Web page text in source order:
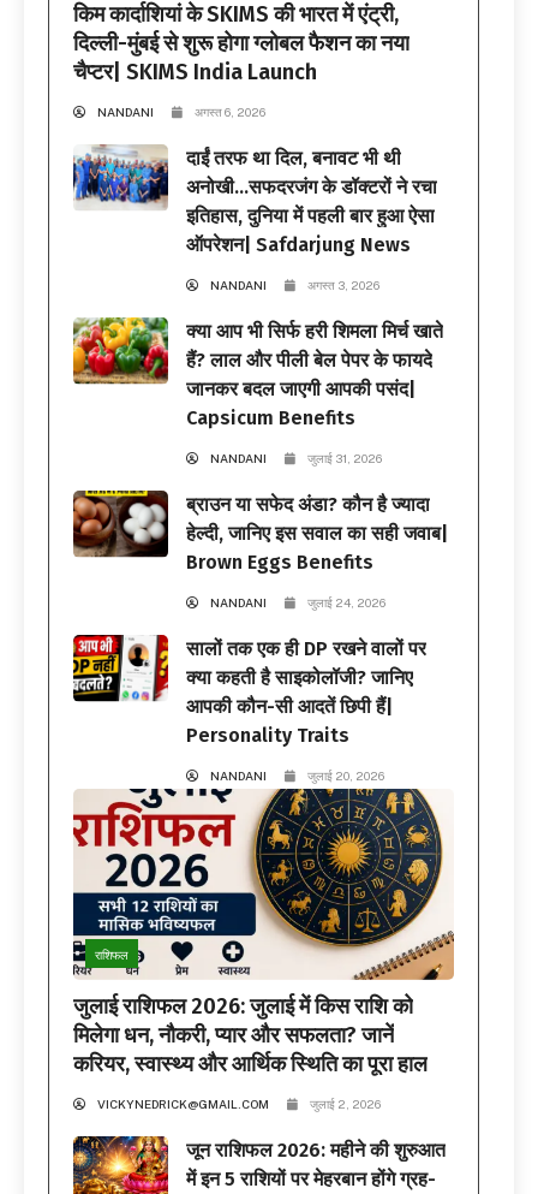
किम कार्दाशियां के SKIMS की भारत में एंट्री,
दिल्ली-मुंबई से शुरू होगा ग्लोबल फैशन का नया
चैप्टर| SKIMS India Launch
NANDANI अगस्त 6, 2026
दाईं तरफ था दिल, बनावट भी थी
अनोखी…सफदरजंग के डॉक्टरों ने रचा
इतिहास, दुनिया में पहली बार हुआ ऐसा
ऑपरेशन| Safdarjung News
NANDANI अगस्त 3, 2026
क्या आप भी सिर्फ हरी शिमला मिर्च खाते
हैं? लाल और पीली बेल पेपर के फायदे
जानकर बदल जाएगी आपकी पसंद|
Capsicum Benefits
NANDANI जुलाई 31, 2026
ब्राउन या सफेद अंडा? कौन है ज्यादा
हेल्दी, जानिए इस सवाल का सही जवाब|
Brown Eggs Benefits
NANDANI जुलाई 24, 2026
सालों तक एक ही DP रखने वालों पर
क्या कहती है साइकोलॉजी? जानिए
आपकी कौन-सी आदतें छिपी हैं|
Personality Traits
NANDANI जुलाई 20, 2026
राशिफल
जुलाई राशिफल 2026: जुलाई में किस राशि को
मिलेगा धन, नौकरी, प्यार और सफलता? जानें
करियर, स्वास्थ्य और आर्थिक स्थिति का पूरा हाल
VICKYNEDRICK@GMAIL.COM जुलाई 2, 2026
जून राशिफल 2026: महीने की शुरुआत
में इन 5 राशियों पर मेहरबान होंगे ग्रह-